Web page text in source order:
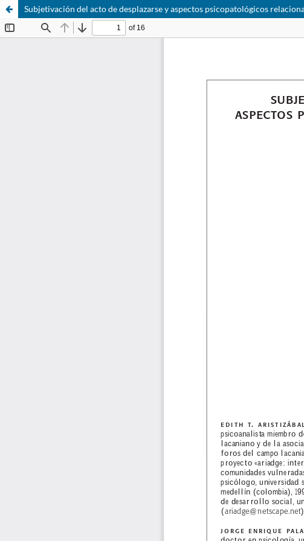
Subjetivación del acto de desplazarse y aspectos psicopatológicos